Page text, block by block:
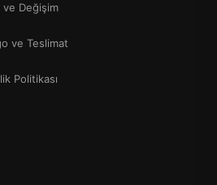
ve Değişim
ve Teslimat
Politikası